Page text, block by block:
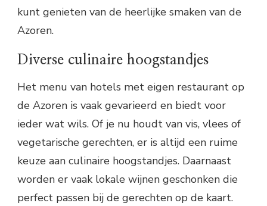
kunt genieten van de heerlijke smaken van de
Azoren.
Diverse culinaire hoogstandjes
Het menu van hotels met eigen restaurant op
de Azoren is vaak gevarieerd en biedt voor
ieder wat wils. Of je nu houdt van vis, vlees of
vegetarische gerechten, er is altijd een ruime
keuze aan culinaire hoogstandjes. Daarnaast
worden er vaak lokale wijnen geschonken die
perfect passen bij de gerechten op de kaart.